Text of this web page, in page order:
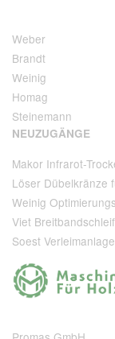
Weber
Brandt
Weinig
Homag
Steinemann
NEUZUGÄNGE
Makor Infrarot-
Viet